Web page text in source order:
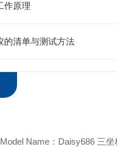
作原理
的清单与测试方法
Model Name ： Daisy686 三坐